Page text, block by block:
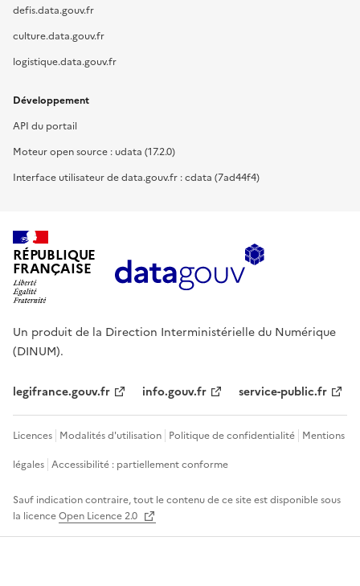
defis.data.gouv.fr
culture.data.gouv.fr
logistique.data.gouv.fr
Développement
API du portail
Moteur open source : udata (17.2.0)
Interface utilisateur de data.gouv.fr : cdata (7ad44f4)
RÉPUBLIQUE
FRANÇAISE
Un produit de la Direction Interministérielle du Numérique
(DINUM).
legifrance.gouv.fr info.gouv.fr service-public.fr
Licences Modalités d'utilisation Politique de confidentialité Mentions
légales Accessibilité : partiellement conforme
Sauf indication contraire, tout le contenu de ce site est disponible sous
la licenceOpen Licence 2.0